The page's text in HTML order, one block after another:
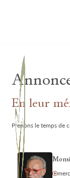
En leur
Prenons le temps de